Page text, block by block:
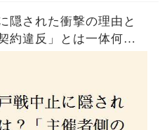
隠された衝撃の理由と
約違反」とは一体何